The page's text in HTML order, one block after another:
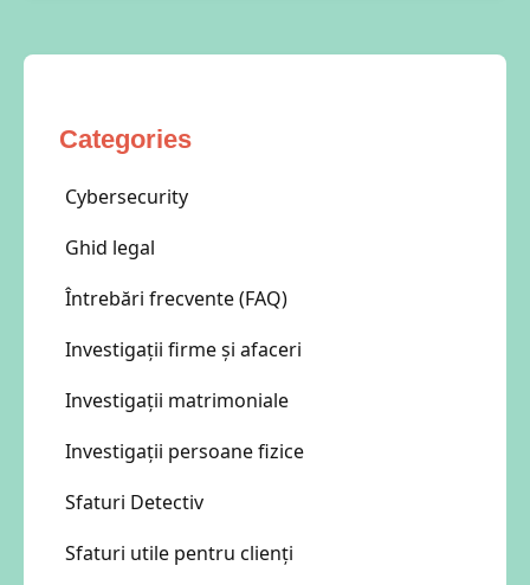
Categories
Cybersecurity
Ghid legal
Întrebări frecvente (FAQ)
Investigații firme și afaceri
Investigații matrimoniale
Investigații persoane fizice
Sfaturi Detectiv
Sfaturi utile pentru clienți